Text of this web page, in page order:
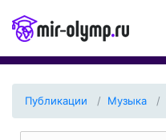
Публикации Музыка